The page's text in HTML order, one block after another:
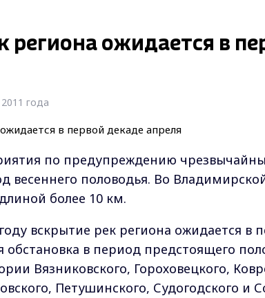
региона ожидается в
года
по предупреждению
весеннего половодья. Во
более 10 км.
вскрытие рек региона ожидается в
обстановка в период предстоящего
Вязниковского, Гороховецкого,
Петушинского, Судогодского и